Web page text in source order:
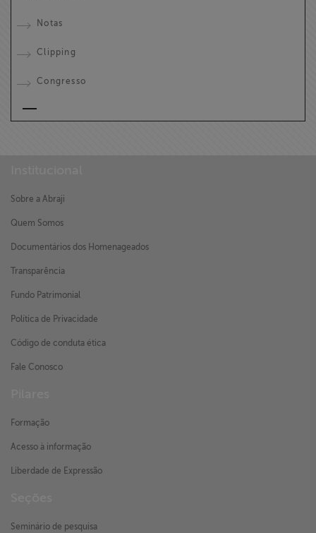
Notas
Clipping
Congresso
Sobre a Abraji
Quem Somos
Documentários dos Homenageados
Transparência
Fundo Patrimonial
Política de Privacidade
Código de conduta ética
Fale Conosco
Formação
Acesso à informação
Liberdade de Expressão
Seminário de pesquisa